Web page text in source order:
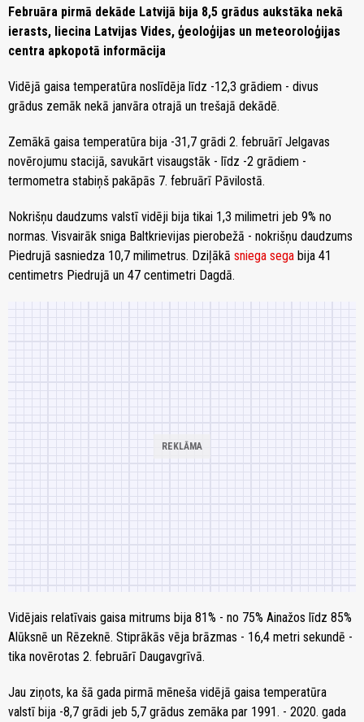
Februāra pirmā dekāde Latvijā bija 8,5 grādus aukstāka nekā
ierasts, liecina Latvijas Vides, ģeoloģijas un meteoroloģijas
centra apkopotā informācija
Vidējā gaisa temperatūra noslīdēja līdz -12,3 grādiem - divus
grādus zemāk nekā janvāra otrajā un trešajā dekādē.
Zemākā gaisa temperatūra bija -31,7 grādi 2. februārī Jelgavas
novērojumu stacijā, savukārt visaugstāk - līdz -2 grādiem -
termometra stabiņš pakāpās 7. februārī Pāvilostā.
Nokrišņu daudzums valstī vidēji bija tikai 1,3 milimetri jeb 9% no
normas. Visvairāk sniga Baltkrievijas pierobežā - nokrišņu daudzums
Piedrujā sasniedza 10,7 milimetrus. Dziļākā sniega sega bija 41
centimetrs Piedrujā un 47 centimetri Dagdā.
Vidējais relatīvais gaisa mitrums bija 81% - no 75% Ainažos līdz 85%
Alūksnē un Rēzeknē. Stiprākās vēja brāzmas - 16,4 metri sekundē -
tika novērotas 2. februārī Daugavgrīvā.
Jau ziņots, ka šā gada pirmā mēneša vidējā gaisa temperatūra
valstī bija -8,7 grādi jeb 5,7 grādus zemāka par 1991. - 2020. gada